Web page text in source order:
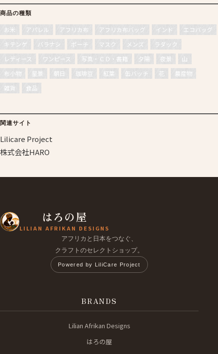
商品の種類
お米 アパレル アフリカ布 アフリカ布バッグ インド
エコバッグ
キテンゲ
バラナシ ポーチ マスク メンズ
ラダック
レディース
ワンピース 写真・ＣＤ・書籍 夕陽 夜景
山
布小物
星景 朝日 珈琲豆 紅葉 缶バッチ 花
農産物
雑貨
食品
関連サイト
Lilicare Project
株式会社HARO
はろの屋
LILIAN AFRIKAN DESIGNS
アフリカと日本をつなぐ、
クラフトのセレクトショップ。
Powered by LiliCare Project
BRANDS
Lilian Afrikan Designs
はろの屋